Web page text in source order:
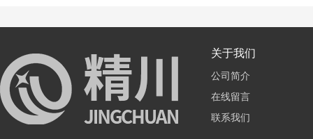
关于我们
公司简介
在线留言
联系我们